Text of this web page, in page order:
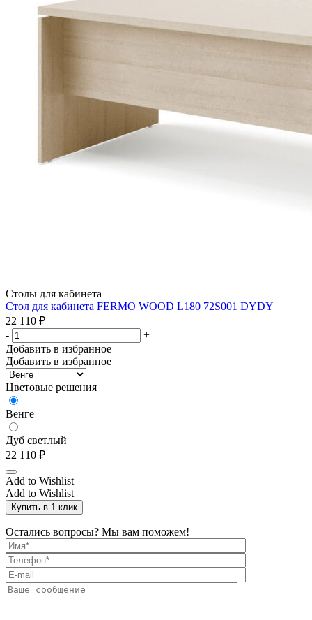
Столы для кабинета
Стол для кабинета FERMO WOOD L180 72S001 DYDY
22 110 ₽
-
+
Добавить в избранное
Добавить в избранное
Цветовые решения
Венге
Дуб светлый
22 110 ₽
Add to Wishlist
Add to Wishlist
Купить в 1 клик
Остались вопросы? Мы вам поможем!